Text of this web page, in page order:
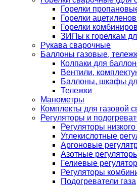
Горелки
Горелки
Горелки
ЗИПы к горелкам
Рукава сварочные
Баллоны газовые,
Колпаки для
Вентили,
Баллоны, шкафы
Тележки
Манометры
Комплекты для газовой
Регуляторы и
Регуляторы
Углекислотные
Аргоновые
Азотные
Гелиевые
Регуляторы
Подогреватели газа